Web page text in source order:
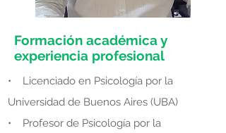
Formación académica y
experiencia profesional
​• Licenciado en Psicología por la
Universidad de Buenos Aires (UBA)
• Profesor de Psicología por la